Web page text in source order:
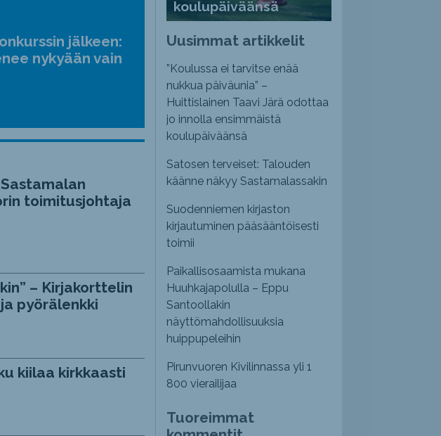
pienemmäksi.
jälkeen:
nykyään vain
toimitusjohtaja
– Kirjakorttelin
pyörälenkki
kiilaa kirkkaasti
koulupäiväänsä
Uusimmat artikkelit
”Koulussa ei tarvitse enää
nukkua päiväunia” –
Huittislainen Taavi Järä odottaa
jo innolla ensimmäistä
koulupäiväänsä
Satosen terveiset: Talouden
käänne näkyy Sastamalassakin
Suodenniemen kirjaston
kirjautuminen pääsääntöisesti
toimii
Paikallisosaamista mukana
Huuhkajapolulla – Eppu
Santoollakin
näyttömahdollisuuksia
huippupeleihin
Pirunvuoren Kivilinnassa yli 1
800 vierailijaa
Tuoreimmat